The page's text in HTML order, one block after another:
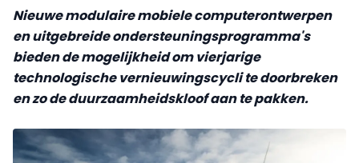
Nieuwe modulaire mobiele computerontwerpen
en uitgebreide ondersteuningsprogramma's
bieden de mogelijkheid om vierjarige
technologische vernieuwingscycli te doorbreken
en zo de duurzaamheidskloof aan te pakken.